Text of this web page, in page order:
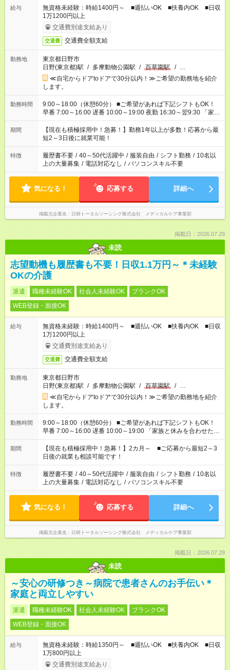
給与
無資格未経験：時給1400円～ ■週払いOK ■扶養内OK ■日収
1万1200円以上
交通費別途支給あり
交通費 交通費全額支給
勤務地
東京都日野市
日野(東京都)駅 / 多摩動物公園駅 / 百草園駅 / …
≪自宅からドアtoドアで30分以内！≫ご希望の勤務地を紹介
します。
勤務時間
9:00～18:00（休憩60分） ■ご希望があれば下記シフトもOK！
早番 7:00～16:00 遅番 10:00～19:00 夜勤 16:30～翌9:30 「家族
と休みを合わせたい」 「余裕を持って夕飯の準備がしたい」
「できれば残業はしたくない」 など、ご希望を教えてください
ね。 ※Wワーク希望の方へ 今ご覧のお仕事で希望する勤務時間
と、もう1つのお仕事の勤務時間。 合計で週40時間を超える場
合は応募できません。
期間
【現在も積極採用中！急募！】勤務1年以上が多数！応募から最
短2～3日後に就業可能！
特徴 履歴書不要 / 40～50代活躍中 / 服装自由 / シフト勤務 / 10名以
上の大量募集 / 電話対応なし / パソコンスキル不要
気になる！ 応募する 詳細へ
掲載元企業名 日研トータルソーシング株式会社 メディカルケア事業部
掲載日：2026.07.29
未読
志望動機も履歴書も不要！日収1.1万円～＊未経験
OKの介護
派遣 職種未経験OK 社会人未経験OK
ブランクOK
WEB登録・面接OK
給与
無資格未経験：時給1400円～ ■週払いOK ■扶養内OK ■日収
1万1200円以上
交通費別途支給あり
交通費 交通費全額支給
勤務地
東京都日野市
日野(東京都)駅 / 多摩動物公園駅 / 百草園駅 / …
≪自宅からドアtoドアで30分以内！≫ご希望の勤務地を紹介
します。
勤務時間
9:00～18:00（休憩60分） ■ご希望があれば下記シフトもOK！
早番 7:00～16:00 遅番 10:00～19:00 「家族と休みを合わせた
い」 「余裕を持って夕飯の準備がしたい」 「できれば残業はし
たくない」 など、ご希望を教えてくださいね。 ※Wワーク希望
の方へ 今ご覧のお仕事で希望する勤務時間と、もう1つのお仕事
の勤務時間。 合計で週40時間を超える場合は応募できません。
期間
【現在も積極採用中！急募！】2カ月～ ■ご応募から最短2～3
日後の就業も相談可能です！
特徴 履歴書不要 / 40～50代活躍中 / 服装自由 / シフト勤務 / 10名以
上の大量募集 / 電話対応なし / パソコンスキル不要
気になる！ 応募する 詳細へ
掲載元企業名 日研トータルソーシング株式会社 メディカルケア事業部
掲載日：2026.07.29
未読
～安心の研修つき～病院で患者さんのお手伝い＊
家庭と両立しやすい
派遣 職種未経験OK 社会人未経験OK
ブランクOK
WEB登録・面接OK
給与
無資格未経験：時給1350円～ ■週払いOK ■扶養内OK ■日収
1万800円以上
交通費別途支給あり